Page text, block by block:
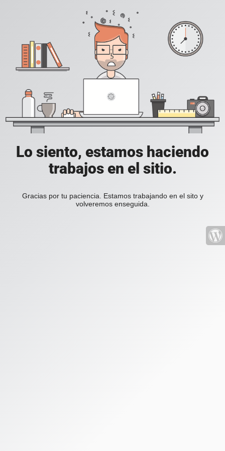
Lo siento, estamos haciendo
trabajos en el sitio.
Gracias por tu paciencia. Estamos trabajando en el sito y
volveremos enseguida.